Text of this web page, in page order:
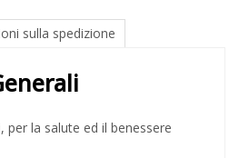
sulla spedizione
per la salute ed il benessere